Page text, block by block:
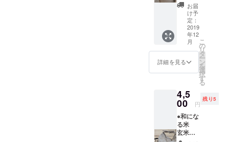
表示ラ
ベルの
販売者
の住所
が広島
市に
います
が、お
町産の
もので
すの
で、ご
安心く
ださ
運送会
社と契
約して
いない
ため、
今回は
発送の
みお願
た、広
島県で
のイベ
ント用
に準備
したた
いお
米。 ●
サンク
スレ
ター ●
消費
税、送
料込み
い点◎
発送
は、企
画者の
実家が
営んで
町産。
農薬や
除草
剤、化
学肥
料・動
物性肥
料を使
わず、
天日で
安心で
美味し
いお
米。 ●
サンク
スレ
お届
け予
定：
2019
年12
月
詳細を見る
こ
の
リ
タ
ー
ン
を
選
択
す
る
4,5
00 円
残り5
●和にな
る米
玄米 2